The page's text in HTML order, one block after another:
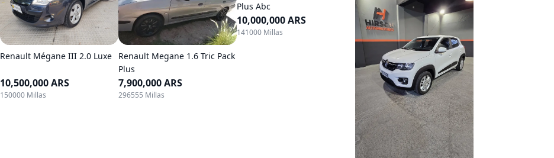
Renault Mégane III 2.0 Luxe
10,500,000 ARS
150000 Millas
Renault Megane 1.6 Tric Pack
Plus
7,900,000 ARS
296555 Millas
Plus Abc
10,000,000 ARS
141000 Millas